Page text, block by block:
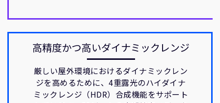
高精度かつ高いダイナミックレンジ
厳しい屋外環境におけるダイナミックレン
ジを高めるために、4重露光のハイダイナ
ミックレンジ（HDR）合成機能をサポート